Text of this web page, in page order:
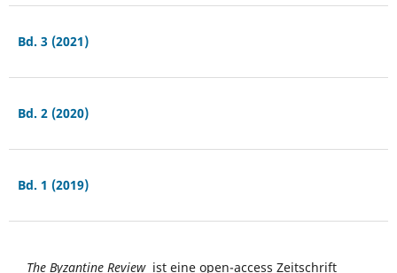
Bd. 3 (2021)
Bd. 2 (2020)
Bd. 1 (2019)
The Byzantine Reviewist eine open-access Zeitschrift